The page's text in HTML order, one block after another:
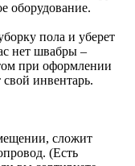
оборудование.
пола и уберет
нет швабры –
при оформлении
инвентарь.
сложит
(Есть